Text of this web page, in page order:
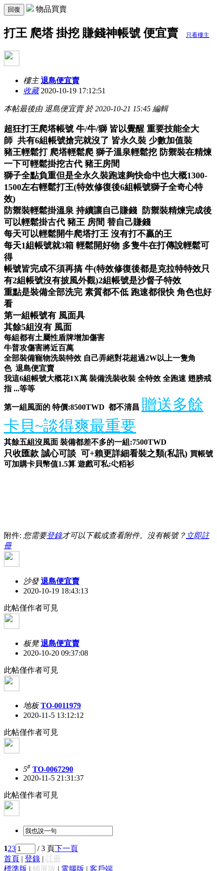
回復 物品買賣
打王 爬塔 掛挖 賺錢神帳號 便宜賣 只看樓主
樓主 退島便宜賣
收藏2020-10-19 17:12:51
本帖最後由 退島便宜賣 於 2020-10-21 15:45 編輯
超狂打王爬塔帳號 牛/牛/獅 皆以覺醒 重要技能全大
師 共有6組帳號搶完就沒了 皆永久裝 少數加值裝
豬王輕鬆打 爬塔輕鬆爬 獅子溫泉輕鬆挖 防禦裝在精煉
一下可輕鬆掛挖古代 豬王房間
獅子全點負重但是全永久裝跑速夠快命中也大概1300-
1500左右輕鬆打王(特效修復後6組帳號獅子全奇心特
效)
防禦裝輕鬆掛溫泉 持續讓自己賺錢 防禦裝精煉完成後
可以輕鬆掛古代 豬王 房間 替自己賺錢
每天可以輕鬆開牛爬塔打王 沒有打不贏的王
每天1組帳號就3箱 輕鬆開好物 多隻牛在打傳說輕鬆可
得
帳號皆完成不須再搞 牛(特效修復後都是克拉特特效只
有2組帳號沒有披風外觀)2組帳號是沙督子特效
重點是裝備全部洗完 素質都不低 跑速都很快 角色也好
看
第一組帳號有 風面具
其餘5組沒有 風面
每組都有土屬性盾牌增加傷害
牛普攻傷害將近百萬
全部裝備寵物洗裝特效 自己弄絕對花超過2W以上一隻角
色 退島便宜賣
我這6組帳號大概花1X萬 裝備洗裝收裝 全特效 全跑速 翅膀戒
指 ...等等
第一組風面的 特價:8500TWD 都不清昌 贈送多餘
卡貝~談得爽最重要
其餘五組沒風面 裝備都差不多的一組:7500TWD
只收匯款 誠心可談 可+賴更詳細看裝之類(私訊) 買帳號
可加購卡貝幣值1.5算 遊戲可私:尐粨衫
附件: 您需要登錄才可以下載或查看附件。沒有帳號？ 立即註
冊
沙發 退島便宜賣
2020-10-19 18:43:13
此帖僅作者可見
板凳 退島便宜賣
2020-10-20 09:37:08
此帖僅作者可見
地板 TO-0011979
2020-11-5 13:12:12
此帖僅作者可見
5# TO-0067290
2020-11-5 21:31:37
此帖僅作者可見
123 / 3 頁下一頁
首頁 | 登錄 | 註冊
標準版 | 觸屏版 | 電腦版 | 客戶端